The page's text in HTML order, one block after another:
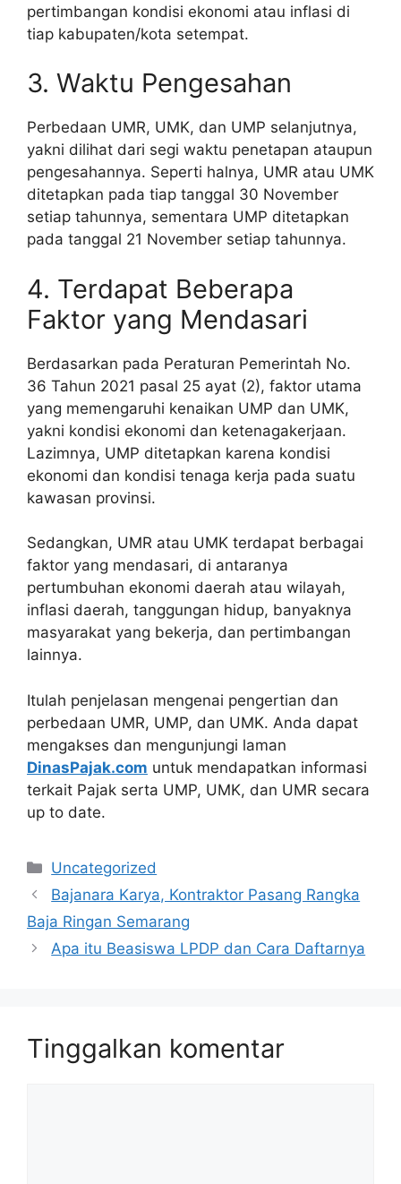
pertimbangan kondisi ekonomi atau inflasi di
tiap kabupaten/kota setempat.
3. Waktu Pengesahan
Perbedaan UMR, UMK, dan UMP selanjutnya,
yakni dilihat dari segi waktu penetapan ataupun
pengesahannya. Seperti halnya, UMR atau UMK
ditetapkan pada tiap tanggal 30 November
setiap tahunnya, sementara UMP ditetapkan
pada tanggal 21 November setiap tahunnya.
4. Terdapat Beberapa
Faktor yang Mendasari
Berdasarkan pada Peraturan Pemerintah No.
36 Tahun 2021 pasal 25 ayat (2), faktor utama
yang memengaruhi kenaikan UMP dan UMK,
yakni kondisi ekonomi dan ketenagakerjaan.
Lazimnya, UMP ditetapkan karena kondisi
ekonomi dan kondisi tenaga kerja pada suatu
kawasan provinsi.
Sedangkan, UMR atau UMK terdapat berbagai
faktor yang mendasari, di antaranya
pertumbuhan ekonomi daerah atau wilayah,
inflasi daerah, tanggungan hidup, banyaknya
masyarakat yang bekerja, dan pertimbangan
lainnya.
Itulah penjelasan mengenai pengertian dan
perbedaan UMR, UMP, dan UMK. Anda dapat
mengakses dan mengunjungi laman
DinasPajak.com untuk mendapatkan informasi
terkait Pajak serta UMP, UMK, dan UMR secara
up to date.
Kategori
Uncategorized
Bajanara Karya, Kontraktor Pasang Rangka
Baja Ringan Semarang
Apa itu Beasiswa LPDP dan Cara Daftarnya
Tinggalkan komentar